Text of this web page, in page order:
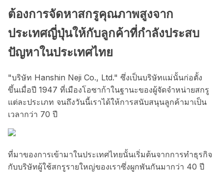
ต้องการจัดหาสกรูคุณภาพสูงจาก
ประเทศญี่ปุ่นให้กับลูกค้าที่กำลังประสบ
ปัญหาในประเทศไทย
"บริษัท Hanshin Neji Co., Ltd." ซึ่งเป็นบริษัทแม่นั้นก่อตั้ง
ขึ้นเมื่อปี 1947 ที่เมืองโอซาก้าในฐานะของผู้จัดจำหน่ายสกรู
แต่ละประเภท จนถึงวันนี้เราได้ให้การสนับสนุนลูกค้ามาเป็น
เวลากว่า 70 ปี
ที่มาของการเข้ามาในประเทศไทยนั้นเริ่มต้นจากการทำธุรกิจ
กับบริษัทผู้ใช้สกรูรายใหญ่ของเราซึ่งผูกพันกันมากว่า 40 ปี